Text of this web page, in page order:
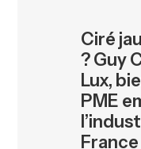
Ciré
? Guy
Lux,
PME